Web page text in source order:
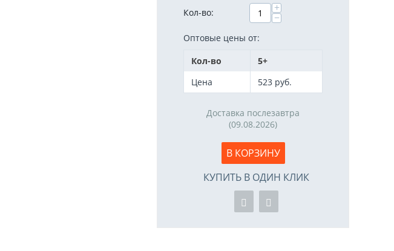
Кол-во:
+
−
Оптовые цены от:
Кол-во
5+
Цена
523 руб.
Доставка послезавтра
(09.08.2026)
В КОРЗИНУ
КУПИТЬ В ОДИН КЛИК